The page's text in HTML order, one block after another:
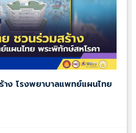
าง โรงพยาบาลแพทย์แผนไทย